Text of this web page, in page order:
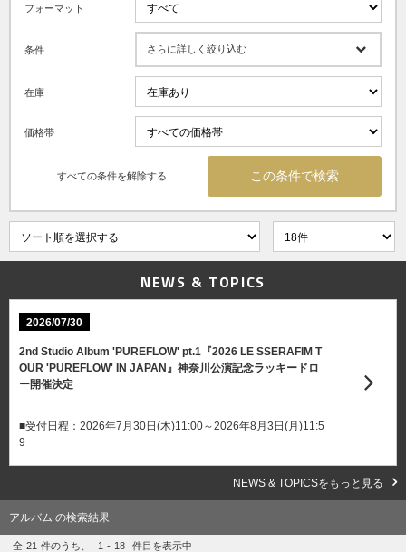
フォーマット
条件 さらに詳しく絞り込む
在庫
価格帯
すべての条件を解除する
NEWS & TOPICS
2026/07/30
2nd Studio Album 'PUREFLOW' pt.1『2026 LE SSERAFIM T
OUR 'PUREFLOW' IN JAPAN』神奈川公演記念ラッキードロ
ー開催決定
■受付日程：2026年7月30日(木)11:00～2026年8月3日(月)11:5
9
NEWS & TOPICSをもっと見る
アルバム の検索結果
全 21 件のうち、 1 - 18 件目を表示中